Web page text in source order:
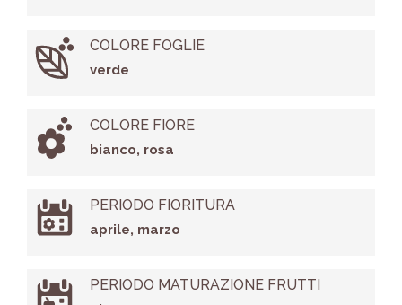
COLORE FOGLIE
verde
COLORE FIORE
bianco, rosa
PERIODO FIORITURA
aprile, marzo
PERIODO MATURAZIONE FRUTTI